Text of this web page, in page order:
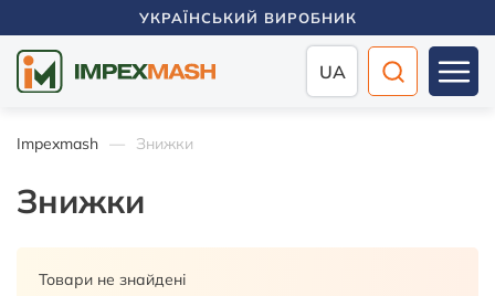
УКРАЇНСЬКИЙ ВИРОБНИК
UA
Impexmash Знижки
Знижки
Товари не знайдені